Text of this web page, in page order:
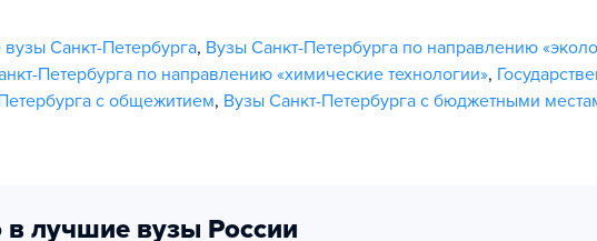
Санкт-Петербурга, Вузы Санкт-Петербурга по направлению
Петербурга по направлению «химические технологии»,
с общежитием, Вузы Санкт-Петербурга с бюджетными
в лучшие вузы России